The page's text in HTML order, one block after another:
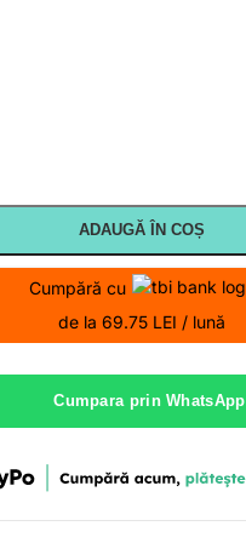
ADAUGĂ ÎN COȘ
Cumpără cu
de la 69.75 LEI / lună
Cumpara prin WhatsApp